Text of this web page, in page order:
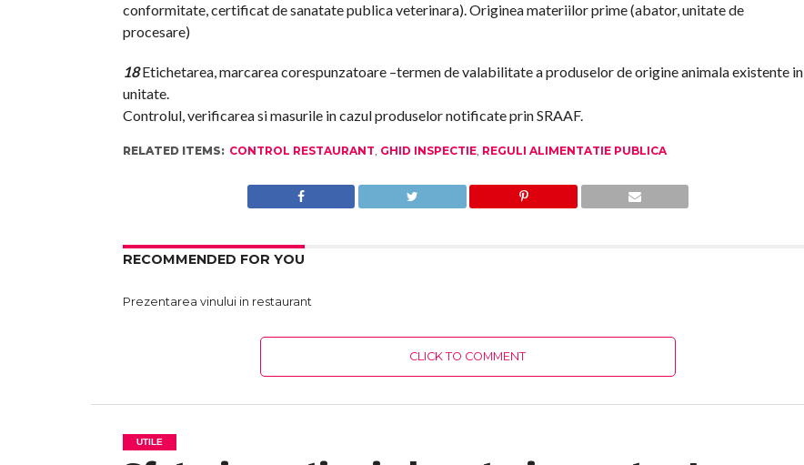
conformitate, certificat de sanatate publica veterinara). Originea materiilor prime (abator, unitate de
procesare)
18Etichetarea, marcarea corespunzatoare –termen de valabilitate a produselor de origine animala existente in
unitate.
Controlul, verificarea si masurile in cazul produselor notificate prin SRAAF.
RELATED ITEMS: CONTROL RESTAURANT, GHID INSPECTIE, REGULI ALIMENTATIE PUBLICA
RECOMMENDED FOR YOU
Prezentarea vinului in restaurant
CLICK TO COMMENT
UTILE